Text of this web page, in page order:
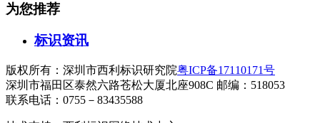
为您推荐
标识资讯
版权所有：深圳市西利标识研究院粤ICP备17110171号
深圳市福田区泰然六路苍松大厦北座908C 邮编：518053
联系电话：0755－83435588